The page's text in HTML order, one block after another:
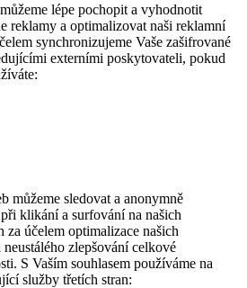
lépe pochopit a vyhodnotit
reklamy a optimalizovat naši reklamní
synchronizujeme Vaše zašifrované
externími poskytovateli, pokud
můžeme sledovat a anonymně
klikání a surfování na našich
za účelem optimalizace našich
zlepšování celkové
S Vaším souhlasem používáme na
služby třetích stran: